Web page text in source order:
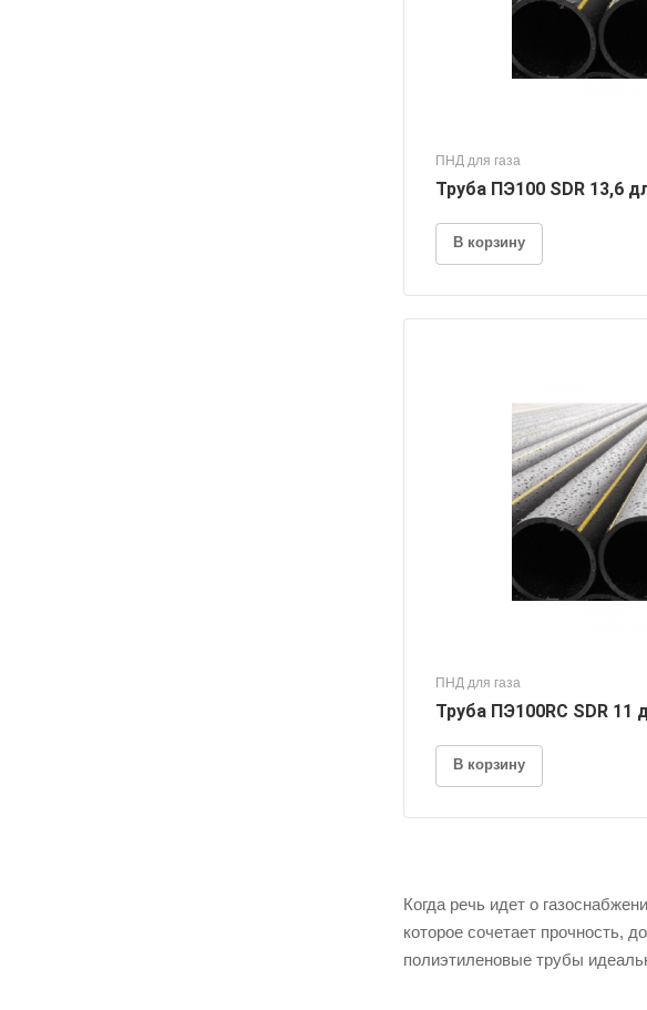
ПНД для газа
Труба ПЭ100 SDR 13,6
В корзину
ПНД для газа
Труба ПЭ100RC SDR 11
В корзину
Когда речь идет о
которое сочетает прочность,
полиэтиленовые трубы